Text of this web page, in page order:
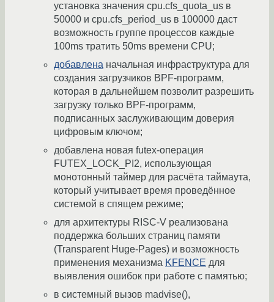
установка значения cpu.cfs_quota_us в
50000 и cpu.cfs_period_us в 100000 даст
возможность группе процессов каждые
100ms тратить 50ms времени CPU;
добавлена начальная инфраструктура для
создания загрузчиков BPF-программ,
которая в дальнейшем позволит разрешить
загрузку только BPF-программ,
подписанных заслуживающим доверия
цифровым ключом;
добавлена новая futex-операция
FUTEX_LOCK_PI2, использующая
монотонный таймер для расчёта таймаута,
который учитывает время проведённое
системой в спящем режиме;
для архитектуры RISC-V реализована
поддержка больших страниц памяти
(Transparent Huge-Pages) и возможность
применения механизма KFENCE для
выявления ошибок при работе с памятью;
в системный вызов madvise(),